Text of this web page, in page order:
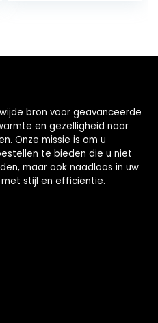
bron voor geavanceerde
en gezelligheid naar
Onze missie is om u
te bieden die u niet
maar ook naadloos in uw
stijl en efficiëntie.